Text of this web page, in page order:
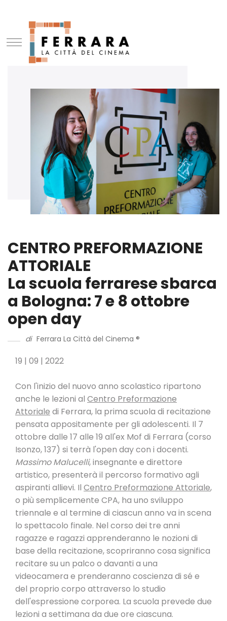
CENTRO PREFORMAZIONE
ATTORIALE
La scuola ferrarese sbarca
a Bologna: 7 e 8 ottobre
open day
di Ferrara La Città del Cinema ®
19 | 09 | 2022
Con l'inizio del nuovo anno scolastico ripartono
anche le lezioni al Centro Preformazione
Attoriale di Ferrara, la prima scuola di recitazione
pensata appositamente per gli adolescenti. Il 7
ottobre dalle 17 alle 19 all'ex Mof di Ferrara (corso
Isonzo, 137) si terrà l'open day con i docenti.
Massimo Malucelli, insegnante e direttore
artistico, presenterà il percorso formativo agli
aspiranti allievi. Il Centro Preformazione Attoriale,
o più semplicemente CPA, ha uno sviluppo
triennale e al termine di ciascun anno va in scena
lo spettacolo finale. Nel corso dei tre anni
ragazze e ragazzi apprenderanno le nozioni di
base della recitazione, scopriranno cosa significa
recitare su un palco o davanti a una
videocamera e prenderanno coscienza di sé e
del proprio corpo attraverso lo studio
dell'espressione corporea. La scuola prevede due
lezioni a settimana da due ore ciascuna.